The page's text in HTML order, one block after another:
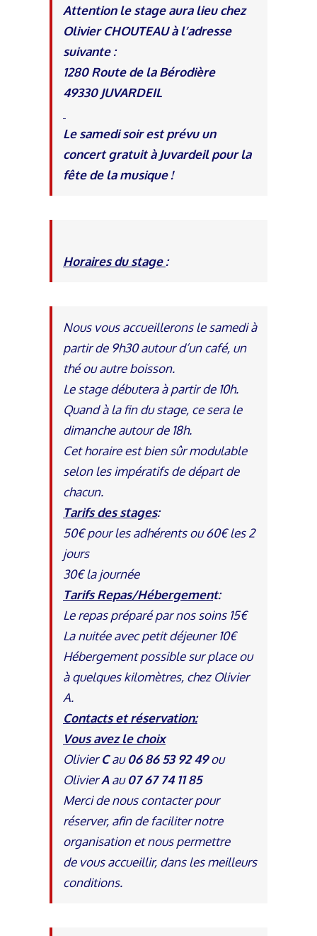
Attention le stage aura lieu chez
Olivier CHOUTEAU à l’adresse
suivante :
1280 Route de la Bérodière
49330 JUVARDEIL
Le samedi soir est prévu un
concert gratuit à Juvardeil pour la
fête de la musique !
Horaires du stage:
Nous vous accueillerons le samedi à
partir de 9h30 autour d’un café, un
thé ou autre boisson.
Le stage débutera à partir de 10h.
Quand à la fin du stage, ce sera le
dimanche autour de 18h.
Cet horaire est bien sûr modulable
selon les impératifs de départ de
chacun.
Tarifs des stages:
50€ pour les adhérents ou 60€ les 2
jours
30€ la journée
Tarifs Repas/Hébergement:
Le repas préparé par nos soins 15€
La nuitée avec petit déjeuner 10€
Hébergement possible sur place ou
à quelques kilomètres, chez Olivier
A.
Contacts et réservation:
Vous avez le choix
OlivierCau06 86 53 92 49ou
OlivierAau07 67 74 11 85
Merci de nous contacter pour
réserver, afin de faciliter notre
organisation et nous permettre
de vous accueillir, dans les meilleurs
conditions.